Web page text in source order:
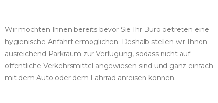
Wir möchten Ihnen bereits bevor Sie Ihr Büro betreten eine
hygienische Anfahrt ermöglichen. Deshalb stellen wir Ihnen
ausreichend Parkraum zur Verfügung, sodass nicht auf
öffentliche Verkehrsmittel angewiesen sind und ganz einfach
mit dem Auto oder dem Fahrrad anreisen können.